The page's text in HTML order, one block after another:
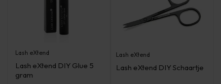
Lash eXtend
Lash eXtend DIY Glue 5
gram
Lash eXtend
Lash eXtend DIY Schaartje